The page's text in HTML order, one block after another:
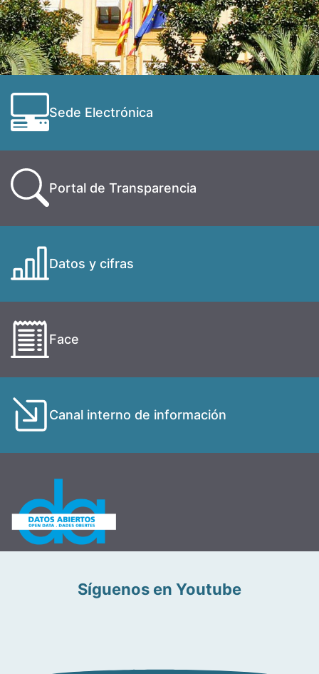
Sede Electrónica
Portal de Transparencia
Datos y cifras
Face
Canal interno de información
Síguenos en Youtube